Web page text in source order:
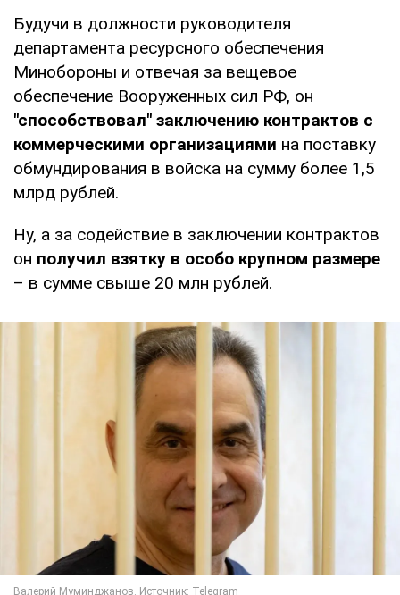
Будучи в должности руководителя
департамента ресурсного обеспечения
Минобороны и отвечая за вещевое
обеспечение Вооруженных сил РФ, он
"способствовал" заключению контрактов с
коммерческими организациями на поставку
обмундирования в войска на сумму более 1,5
млрд рублей.
Ну, а за содействие в заключении контрактов
он получил взятку в особо крупном размере
– в сумме свыше 20 млн рублей.